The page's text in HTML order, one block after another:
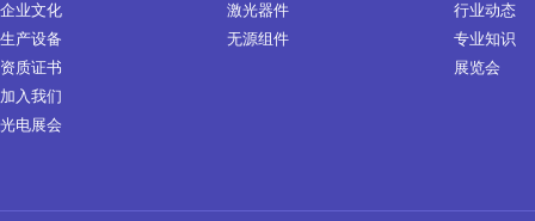
企业文化
生产设备
资质证书
加入我们
光电展会
激光器件
无源组件
行业动态
专业知识
展览会